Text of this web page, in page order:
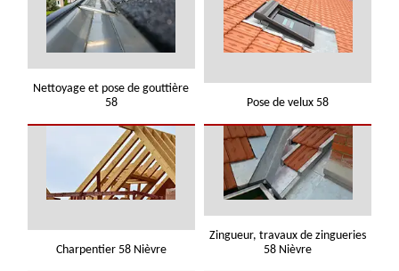
Nettoyage et pose de gouttière
58
Pose de velux 58
Charpentier 58 Nièvre
Zingueur, travaux de zingueries
58 Nièvre